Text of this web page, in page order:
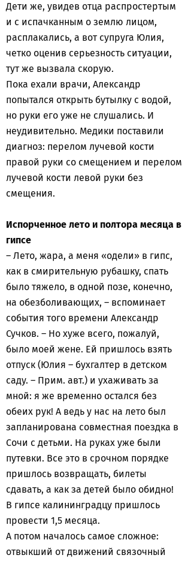
Дети же, увидев отца распростертым
и с испачканным о землю лицом,
расплакались, а вот супруга Юлия,
четко оценив серьезность ситуации,
тут же вызвала скорую.
Пока ехали врачи, Александр
попытался открыть бутылку с водой,
но руки его уже не слушались. И
неудивительно. Медики поставили
диагноз: перелом лучевой кости
правой руки со смещением и перелом
лучевой кости левой руки без
смещения.
Испорченное лето и полтора месяца в
гипсе
– Лето, жара, а меня «одели» в гипс,
как в смирительную рубашку, спать
было тяжело, в одной позе, конечно,
на обезболивающих, – вспоминает
события того времени Александр
Сучков. – Но хуже всего, пожалуй,
было моей жене. Ей пришлось взять
отпуск (Юлия – бухгалтер в детском
саду. – Прим. авт.) и ухаживать за
мной: я же временно остался без
обеих рук! А ведь у нас на лето был
запланирована совместная поездка в
Сочи с детьми. На руках уже были
путевки. Все это в срочном порядке
пришлось возвращать, билеты
сдавать, а как за детей было обидно!
В гипсе калининградцу пришлось
провести 1,5 месяца.
А потом началось самое сложное:
отвыкший от движений связочный